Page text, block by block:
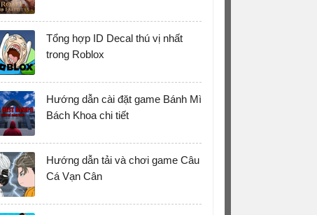
Tổng hợp ID Decal thú vị nhất
trong Roblox
Hướng dẫn cài đặt game Bánh Mì
Bách Khoa chi tiết
Hướng dẫn tải và chơi game Câu
Cá Vạn Cân